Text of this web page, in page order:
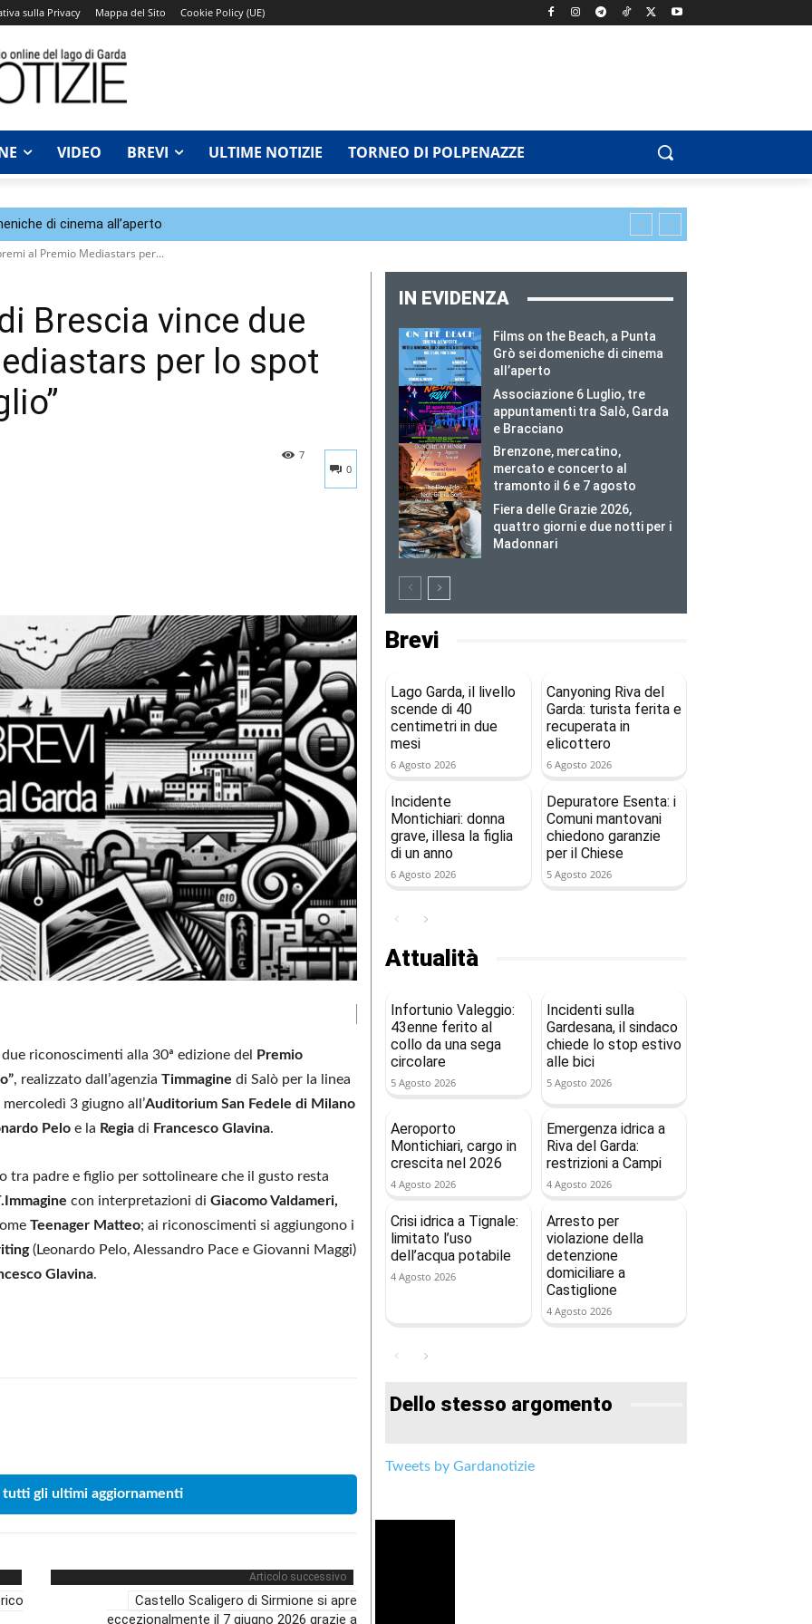
sulla Privacy Mappa del Sito Cookie Policy (UE)
VIDEO BREVI ULTIME NOTIZIE TORNEO DI POLPENAZZE
di cinema all’aperto
al Premio Mediastars per...
Brescia vince due
per lo spot
0
7
riconoscimenti alla 30ª edizione del
Premio
, realizzato dall’agenzia Timmagine di Salò per la linea
3 giugno all’Auditorium San Fedele di Milano
Pelo e la Regia di Francesco Glavina.
padre e figlio per sottolineare che il gusto resta
con interpretazioni di Giacomo Valdameri,
Teenager Matteo; ai riconoscimenti si aggiungono i
(Leonardo Pelo, Alessandro Pace e Giovanni Maggi)
Glavina.
gli ultimi aggiornamenti
Articolo successivo
Castello Scaligero di Sirmione si apre
eccezionalmente il 7 giugno 2026 grazie a
IN EVIDENZA
Films on the Beach, a Punta
Grò sei domeniche di cinema
all’aperto
Associazione 6 Luglio, tre
appuntamenti tra Salò, Garda
e Bracciano
Brenzone, mercatino,
mercato e concerto al
tramonto il 6 e 7 agosto
Fiera delle Grazie 2026,
quattro giorni e due notti per i
Madonnari
Brevi
Lago Garda, il livello
scende di 40
centimetri in due
mesi
6 Agosto 2026
Canyoning Riva del
Garda: turista ferita e
recuperata in
elicottero
6 Agosto 2026
Incidente
Montichiari: donna
grave, illesa la figlia
di un anno
6 Agosto 2026
Depuratore Esenta: i
Comuni mantovani
chiedono garanzie
per il Chiese
5 Agosto 2026
Attualità
Infortunio Valeggio:
43enne ferito al
collo da una sega
circolare
5 Agosto 2026
Incidenti sulla
Gardesana, il sindaco
chiede lo stop estivo
alle bici
5 Agosto 2026
Aeroporto
Montichiari, cargo in
crescita nel 2026
4 Agosto 2026
Emergenza idrica a
Riva del Garda:
restrizioni a Campi
4 Agosto 2026
Crisi idrica a Tignale:
limitato l’uso
dell’acqua potabile
4 Agosto 2026
Arresto per
violazione della
detenzione
domiciliare a
Castiglione
4 Agosto 2026
Dello stesso argomento
Tweets by Gardanotizie